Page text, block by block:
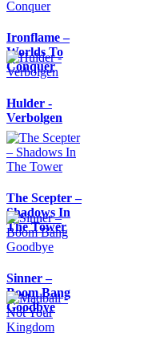
Ironflame –
Worlds To
Conquer
Hulder -
Verbolgen
The Scepter –
Shadows In
The Tower
Sinner –
Boom Bang
Goodbye